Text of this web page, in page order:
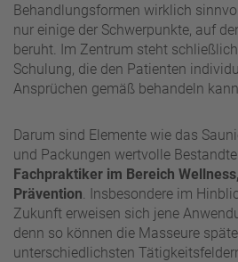
Behandlungsformen wirklich
nur einige der Schwerpunkte, auf
beruht. Im Zentrum steht
Schulung, die den Patienten
Ansprüchen gemäß behandeln kann.
Darum sind Elemente wie das
und Packungen wertvolle
Fachpraktiker im Bereich
Prävention . Insbesondere im
Zukunft erweisen sich jene
denn so können die Masseure
unterschiedlichsten